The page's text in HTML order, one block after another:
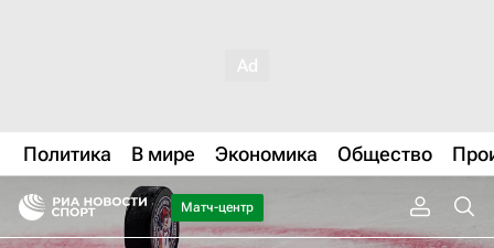
Политика В мире Экономика Общество
Матч-центр